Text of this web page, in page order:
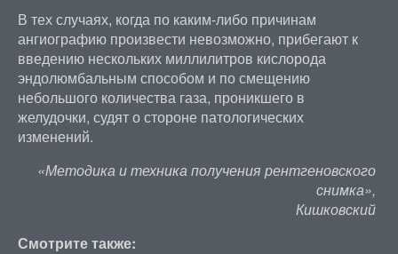
В тех случаях, когда по каким-либо причинам
ангиографию произвести невозможно, прибегают к
введению нескольких миллилитров кислорода
эндолюмбальным способом и по смещению
небольшого количества газа, проникшего в
желудочки, судят о стороне патологических
изменений.
«Методика и техника получения рентгеновского
снимка»,
Кишковский
Смотрите также: